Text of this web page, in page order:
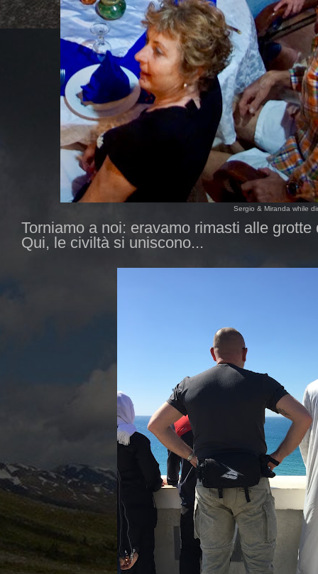
Sergio & Miranda while
Torniamo a noi: eravamo rimasti alle grotte
Qui, le civiltà si uniscono...